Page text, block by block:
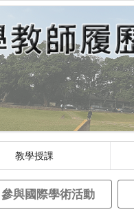
教學授課
參與國際學術活動